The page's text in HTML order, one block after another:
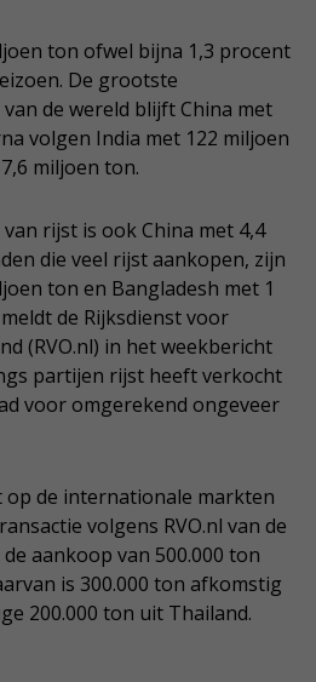
ton ofwel bijna 1,3 procent
De grootste
de wereld blijft China met
volgen India met 122 miljoen
miljoen ton.
rijst is ook China met 4,4
die veel rijst aankopen, zijn
ton en Bangladesh met 1
de Rijksdienst voor
(RVO.nl) in het weekbericht
partijen rijst heeft verkocht
voor omgerekend ongeveer
de internationale markten
volgens RVO.nl van de
aankoop van 500.000 ton
is 300.000 ton afkomstig
200.000 ton uit Thailand.